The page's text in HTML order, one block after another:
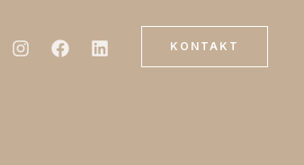
KONTAKT